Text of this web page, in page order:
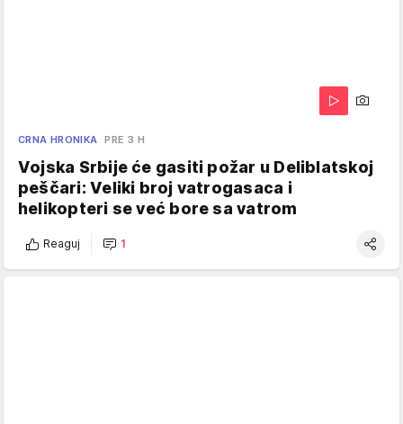
CRNA HRONIKA PRE 3 H
Vojska Srbije će gasiti požar u Deliblatskoj
peščari: Veliki broj vatrogasaca i
helikopteri se već bore sa vatrom
Reaguj 1